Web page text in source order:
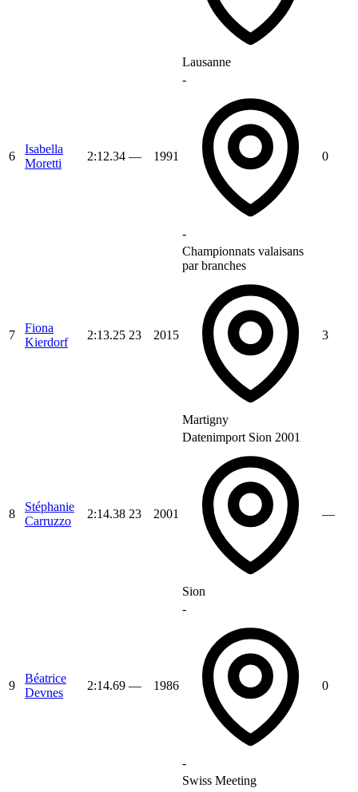
Lausanne
6
Isabella
Moretti
2:12.34 — 1991
-
-
0
7
Fiona
Kierdorf
2:13.25 23 2015
Championnats valaisans
par branches
Martigny
3
8
Stéphanie
Carruzzo
2:14.38 23 2001
Datenimport Sion 2001
Sion
—
9
Béatrice
Devnes
2:14.69 — 1986
-
-
0
Swiss Meeting